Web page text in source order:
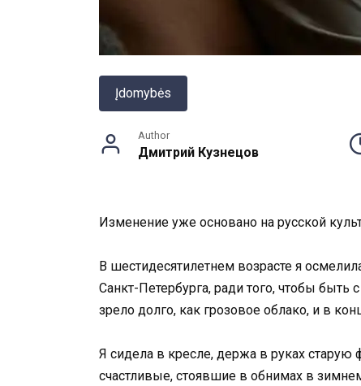
Įdomybės
Author
Дмитрий Кузнецов
Изменение уже основано на русской
В шестидесятилетнем возрасте я
Санкт-Петербурга, ради того, чтобы
зрело долго, как грозовое облако, и в
Я сидела в кресле, держа в руках
счастливые, стоявшие в обнимах в